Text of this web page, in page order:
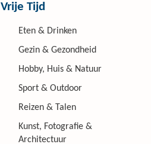
Vrije Tijd
Eten & Drinken
Gezin & Gezondheid
Hobby, Huis & Natuur
Sport & Outdoor
Reizen & Talen
Kunst, Fotografie &
Architectuur